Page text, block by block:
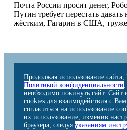
Почта России просит денег,
Путин требует перестать
жёстким, Гагарин в США,
Продолжая использование сайта,
Политикой конфиденциальности
необходимо покинуть сайт. Сайт
cookies для взаимодействия с
согласиться на использование
их использование, изменив
браузера, следуя указаниям